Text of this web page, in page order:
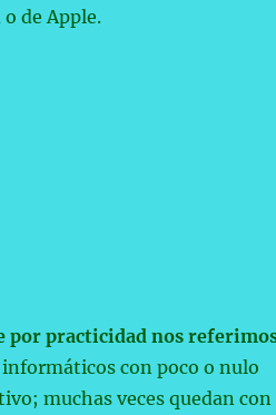
de Apple.
son compatibles con cada
por practicidad nos
con poco o nulo
muchas veces quedan con